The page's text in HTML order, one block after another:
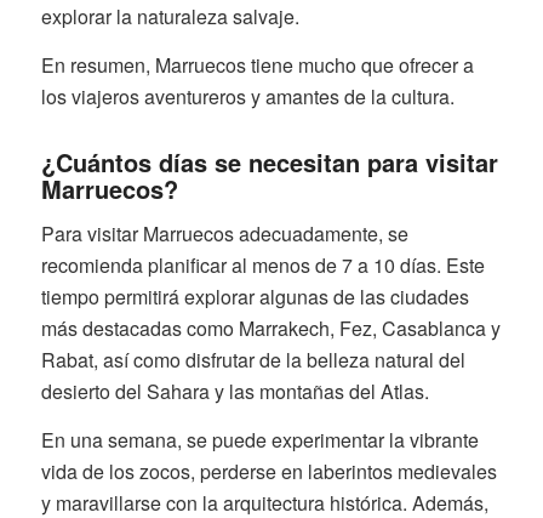
explorar la naturaleza salvaje.
En resumen, Marruecos tiene mucho que ofrecer a
los viajeros aventureros y amantes de la cultura.
¿Cuántos días se necesitan para visitar
Marruecos?
Para visitar Marruecos adecuadamente, se
recomienda planificar al menos de 7 a 10 días. Este
tiempo permitirá explorar algunas de las ciudades
más destacadas como Marrakech, Fez, Casablanca y
Rabat, así como disfrutar de la belleza natural del
desierto del Sahara y las montañas del Atlas.
En una semana, se puede experimentar la vibrante
vida de los zocos, perderse en laberintos medievales
y maravillarse con la arquitectura histórica. Además,